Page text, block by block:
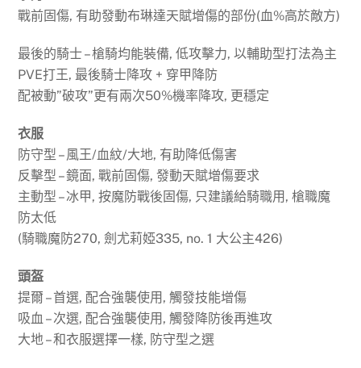
戰前固傷, 有助發動布琳達天賦增傷的部份(血%高於敵方)
最後的騎士 – 槍騎均能裝備, 低攻擊力, 以輔助型打法為主
PVE打王, 最後騎士降攻 + 穿甲降防
配被動”破攻”更有兩次50%機率降攻, 更穩定
衣服
防守型 – 風王/血紋/大地, 有助降低傷害
反擊型 – 鏡面, 戰前固傷, 發動天賦增傷要求
主動型 – 冰甲, 按魔防戰後固傷, 只建議給騎職用, 槍職魔
防太低
(騎職魔防270, 劍尤莉婭335, no. 1 大公主426)
頭盔
提爾 – 首選, 配合強襲使用, 觸發技能增傷
吸血 – 次選, 配合強襲使用, 觸發降防後再進攻
大地 – 和衣服選擇一樣, 防守型之選